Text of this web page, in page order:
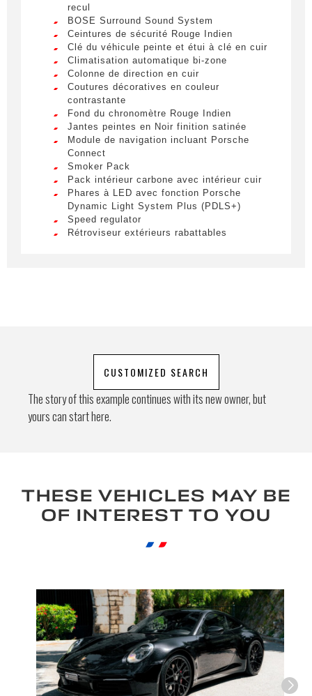
E-mail *
Phone number
Special request
By submitting this form, I accept that
egestas a vel nibh. Sed aliquam varius
feugiat. Suspendisse finibus nec nibh eget
ultricies. Mauris et malesuada augue.
Lorem ipsum dolor sit amet, consectetur
adipiscing elit. Ut a elit sed nisl pulvinar
egestas a vel nibh. Sed aliquam varius
feugiat. Suspendisse finibus nec nibh eget
ultricies. Mauris et malesuada augue.
recul
BOSE Surround Sound System
Ceintures de sécurité Rouge Indien
Clé du véhicule peinte et étui à clé en cuir
Climatisation automatique bi-zone
Colonne de direction en cuir
Coutures décoratives en couleur
contrastante
Fond du chronomètre Rouge Indien
Jantes peintes en Noir finition satinée
Module de navigation incluant Porsche
Connect
Smoker Pack
Pack intérieur carbone avec intérieur cuir
Phares à LED avec fonction Porsche
Dynamic Light System Plus (PDLS+)
Speed regulator
Rétroviseur extérieurs rabattables
Volant sport GT en cuir
CUSTOMIZED SEARCH
The story of this example continues with its new owner, but
yours can start here.
THESE VEHICLES MAY BE
OF INTEREST TO YOU